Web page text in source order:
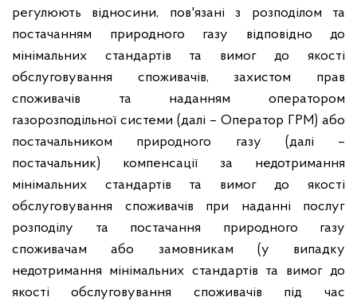
регулюють відносини, пов'язані з розподілом та
постачанням природного газу відповідно до
мінімальних стандартів та вимог до якості
обслуговування споживачів, захистом прав
споживачів та наданням оператором
газорозподільної системи (далі – Оператор ГРМ) або
постачальником природного газу (далі –
постачальник) компенсації за недотримання
мінімальних стандартів та вимог до якості
обслуговування споживачів при наданні послуг
розподілу та постачання природного газу
споживачам або замовникам (у випадку
недотримання мінімальних стандартів та вимог до
якості обслуговування споживачів під час